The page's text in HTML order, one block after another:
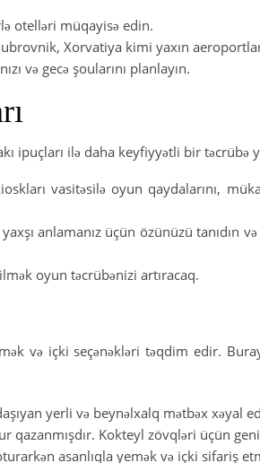
otelləri müqayisə edin.
Xorvatiya kimi yaxın
və gecə şoularını planlayın.
ipuçları ilə daha keyfiyyətli bir təcrübə
vasitəsilə oyun qaydalarını,
anlamanız üçün özünüzü tanıdın
oyun təcrübənizi artıracaq.
və içki seçənəkləri təqdim edir.
yerli və beynəlxalq mətbəx xəyal
qazanmışdır. Kokteyl zövqləri üçün
asanlıqla yemək və içki sifariş